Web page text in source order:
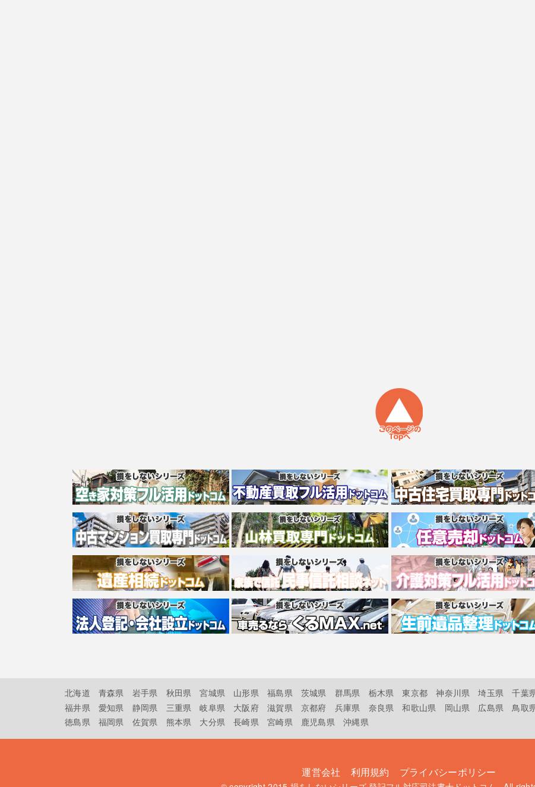
北海道 青森県 岩手県 秋田県 宮城県 山形県 福島県 茨城県 群馬県 栃木県 東京都 神奈川県 埼玉県 千葉
福井県
愛知県 静岡県 三重県 岐阜県 大阪府 滋賀県 京都府 兵庫県 奈良県 和歌山県 岡山県 広島県 鳥取
徳島県
福岡県 佐賀県 熊本県 大分県 長崎県 宮崎県 鹿児島県 沖縄県
運営会社 利用規約 プライバシーポリシー